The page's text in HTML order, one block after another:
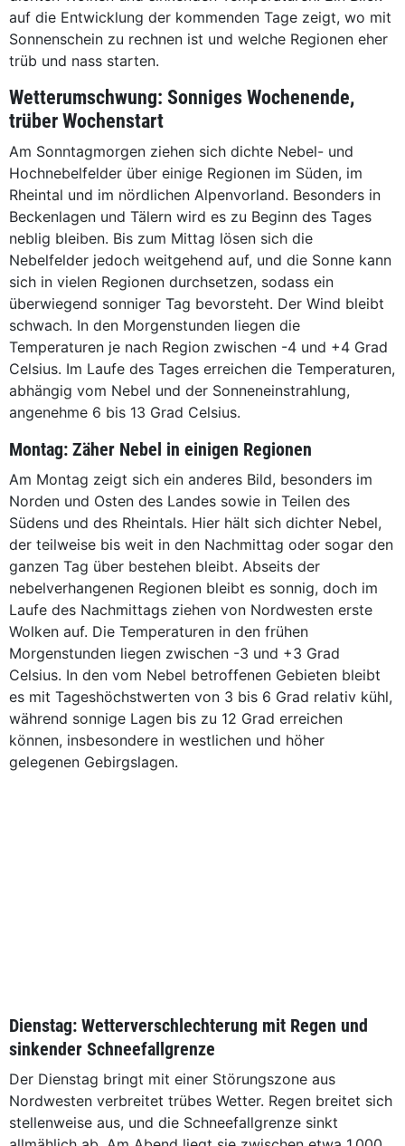
auf die Entwicklung der kommenden Tage zeigt, wo mit
Sonnenschein zu rechnen ist und welche Regionen eher
trüb und nass starten.
Wetterumschwung: Sonniges Wochenende,
trüber Wochenstart
Am Sonntagmorgen ziehen sich dichte Nebel- und
Hochnebelfelder über einige Regionen im Süden, im
Rheintal und im nördlichen Alpenvorland. Besonders in
Beckenlagen und Tälern wird es zu Beginn des Tages
neblig bleiben. Bis zum Mittag lösen sich die
Nebelfelder jedoch weitgehend auf, und die Sonne kann
sich in vielen Regionen durchsetzen, sodass ein
überwiegend sonniger Tag bevorsteht. Der Wind bleibt
schwach. In den Morgenstunden liegen die
Temperaturen je nach Region zwischen -4 und +4 Grad
Celsius. Im Laufe des Tages erreichen die Temperaturen,
abhängig vom Nebel und der Sonneneinstrahlung,
angenehme 6 bis 13 Grad Celsius.
Montag: Zäher Nebel in einigen Regionen
Am Montag zeigt sich ein anderes Bild, besonders im
Norden und Osten des Landes sowie in Teilen des
Südens und des Rheintals. Hier hält sich dichter Nebel,
der teilweise bis weit in den Nachmittag oder sogar den
ganzen Tag über bestehen bleibt. Abseits der
nebelverhangenen Regionen bleibt es sonnig, doch im
Laufe des Nachmittags ziehen von Nordwesten erste
Wolken auf. Die Temperaturen in den frühen
Morgenstunden liegen zwischen -3 und +3 Grad
Celsius. In den vom Nebel betroffenen Gebieten bleibt
es mit Tageshöchstwerten von 3 bis 6 Grad relativ kühl,
während sonnige Lagen bis zu 12 Grad erreichen
können, insbesondere in westlichen und höher
gelegenen Gebirgslagen.
Dienstag: Wetterverschlechterung mit Regen und
sinkender Schneefallgrenze
Der Dienstag bringt mit einer Störungszone aus
Nordwesten verbreitet trübes Wetter. Regen breitet sich
stellenweise aus, und die Schneefallgrenze sinkt